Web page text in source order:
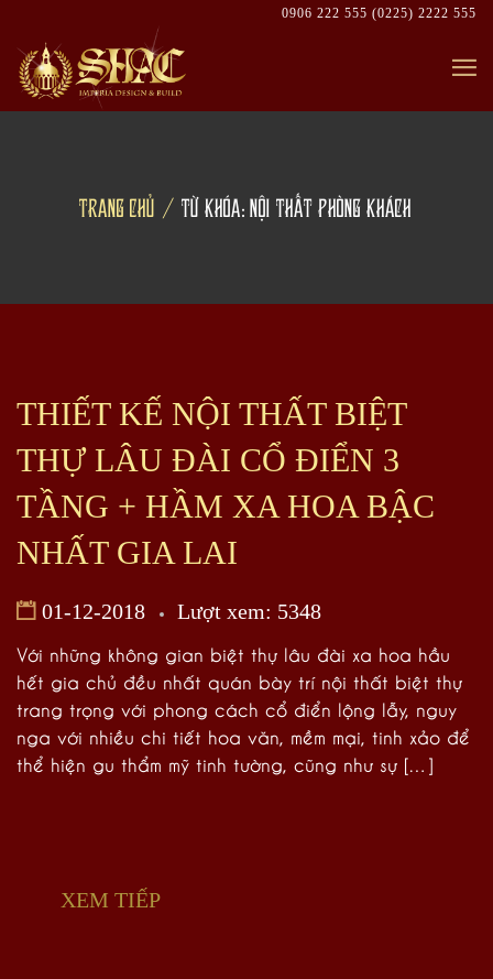
content
0906 222 555 (0225) 2222 555
TRANG CHỦ TỪ KHÓA: NỘI THẤT PHÒNG KHÁCH
THIẾT KẾ NỘI THẤT BIỆT
THỰ LÂU ĐÀI CỔ ĐIỂN 3
TẦNG + HẦM XA HOA BẬC
NHẤT GIA LAI
01-12-2018
Lượt xem: 5348
Với những không gian biệt thự lâu đài xa hoa hầu
hết gia chủ đều nhất quán bày trí nội thất biệt thự
trang trọng với phong cách cổ điển lộng lẫy, nguy
nga với nhiều chi tiết hoa văn, mềm mại, tinh xảo để
thể hiện gu thẩm mỹ tinh tường, cũng như sự […]
XEM TIẾP